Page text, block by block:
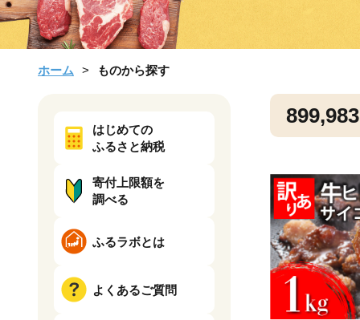
ホーム ものから探す
899,983
はじめての
ふるさと納税
寄付上限額を
調べる
ふるラボとは
よくあるご質問